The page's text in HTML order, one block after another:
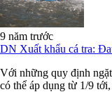
9 năm trước
DN Xuất khẩu cá tra:
Với những quy định
có thể áp dụng từ 1/9